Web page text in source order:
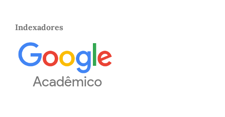
Indexadores